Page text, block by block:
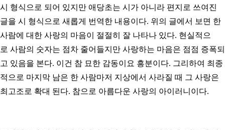
시 형식으로 되어 있지만 애당초는 시가 아니라 편지로 쓰여진
글을 시 형식으로 새롭게 번역한 내용이다. 위의 글에서 보면 한
사람에 대한 사랑의 마음이 절절히 잘 나타나 있다. 현실적으
로 사람의 숫자는 점차 줄어들지만 사랑하는 마음은 점점 증폭되
고 있음을 본다. 이건 참 묘한 감동이요 흥분이다. 그리하여 최종
적으로 마지막 남은 한 사람마저 지상에서 사라질 때 그 사랑은
최고조로 확대 된다. 참으로 아름다운 사랑의 아이러니이다.